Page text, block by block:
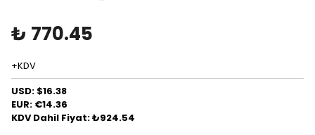
₺ 770.45
+KDV
USD: $16.38
EUR: €14.36
KDV Dahil Fiyat: ₺924.54